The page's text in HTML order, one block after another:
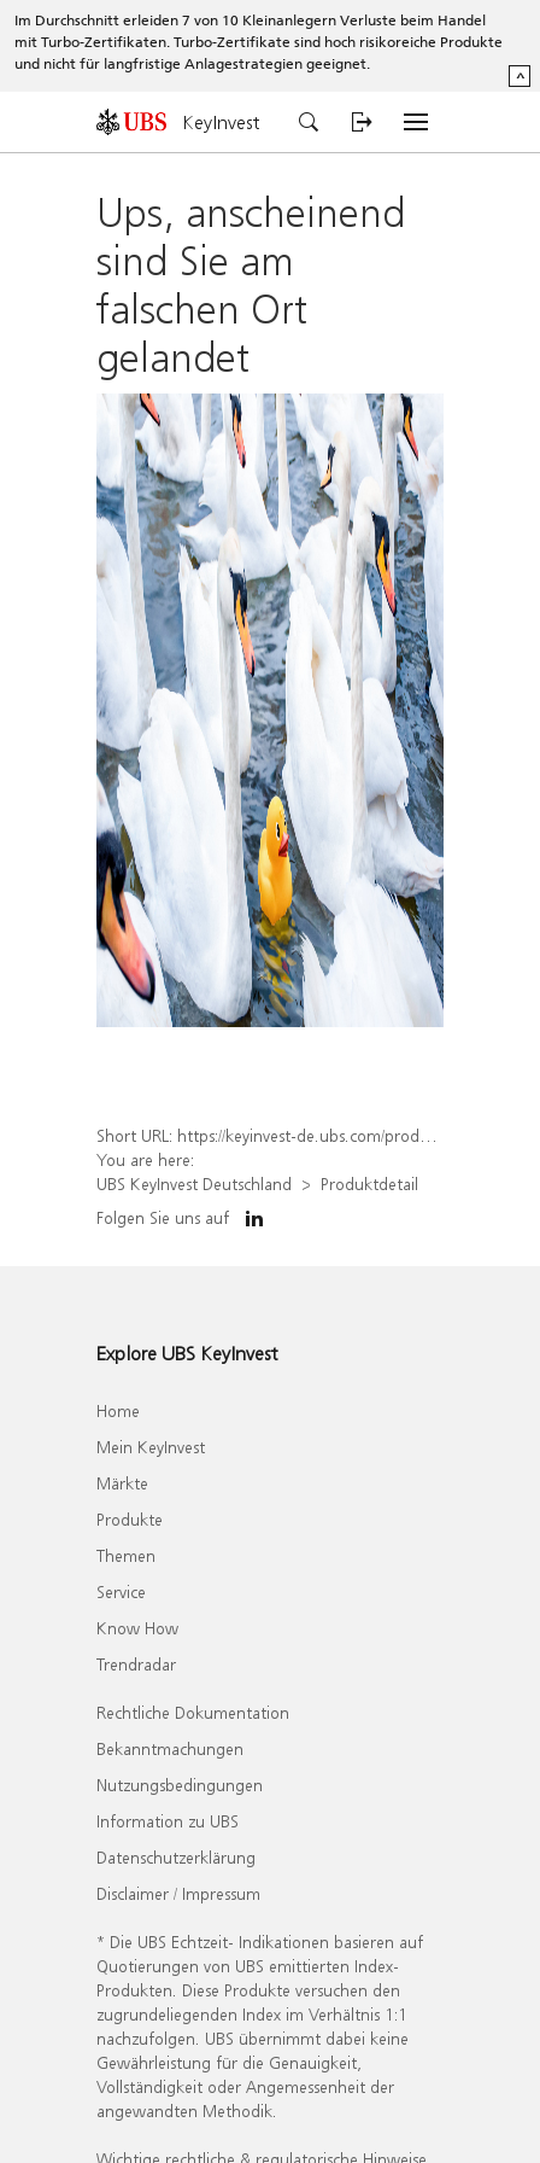
Im Durchschnitt erleiden 7 von 10 Kleinanlegern Verluste beim Handel
mit Turbo-Zertifikaten. Turbo-Zertifikate sind hoch risikoreiche Produkte
und nicht für langfristige Anlagestrategien geeignet.
^
KeyInvest
Ups, anscheinend
sind Sie am
falschen Ort
gelandet
Short URL: https://keyinvest-de.ubs.com/produkt/detail/index/isin/DE000WA8Y774
You are here:
UBS KeyInvest Deutschland
Produktdetail
Folgen Sie uns auf
Explore UBS KeyInvest
Home
Mein KeyInvest
Märkte
Produkte
Themen
Service
Know How
Trendradar
Rechtliche Dokumentation
Bekanntmachungen
Nutzungsbedingungen
Information zu UBS
Datenschutzerklärung
Disclaimer / Impressum
* Die UBS Echtzeit- Indikationen basieren auf
Quotierungen von UBS emittierten Index-
Produkten. Diese Produkte versuchen den
zugrundeliegenden Index im Verhältnis 1:1
nachzufolgen. UBS übernimmt dabei keine
Gewährleistung für die Genauigkeit,
Vollständigkeit oder Angemessenheit der
angewandten Methodik.